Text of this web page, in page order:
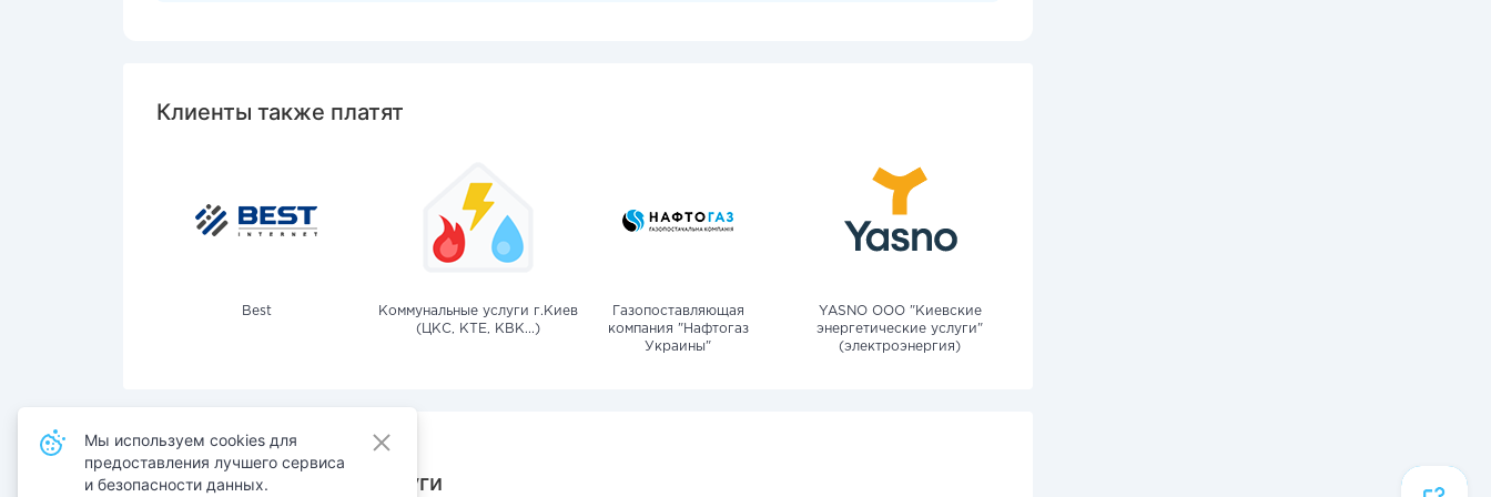
Клиенты также платят
Best
Коммунальные услуги г.Киев
(ЦКС, КТЕ, КВК...)
Газопоставляющая
компания "Нафтогаз
Украины"
YASNO OOO "Киевские
энергетические услуги"
(электроэнергия)
Также оплачивают услуги
Мы используем cookies для
предоставления лучшего сервиса
и безопасности данных.